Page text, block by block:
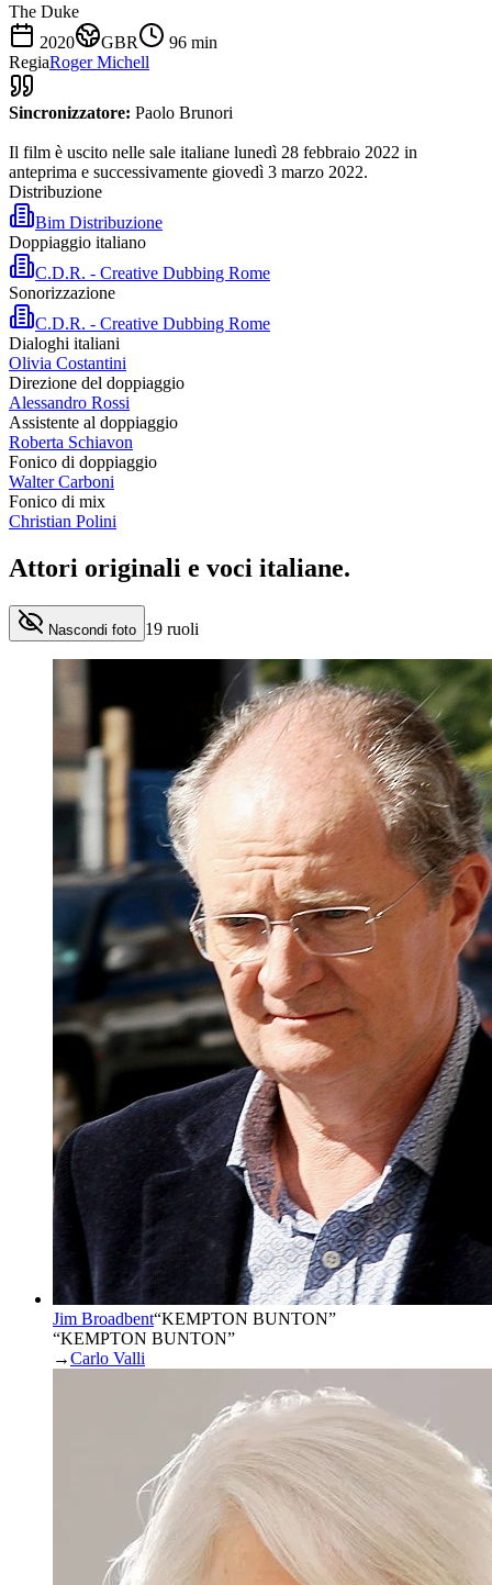
The Duke
2020
GBR 96 min
RegiaRoger Michell
Sincronizzatore: Paolo Brunori
Il film è uscito nelle sale italiane lunedì 28 febbraio 2022 in
anteprima e successivamente giovedì 3 marzo 2022.
Distribuzione
Bim Distribuzione
Doppiaggio italiano
C.D.R. - Creative Dubbing Rome
Sonorizzazione
C.D.R. - Creative Dubbing Rome
Dialoghi italiani
Olivia Costantini
Direzione del doppiaggio
Alessandro Rossi
Assistente al doppiaggio
Roberta Schiavon
Fonico di doppiaggio
Walter Carboni
Fonico di mix
Christian Polini
Attori originali e voci italiane.
Nascondi foto 19 ruoli
Jim Broadbent“KEMPTON BUNTON”
“KEMPTON BUNTON”
→Carlo Valli